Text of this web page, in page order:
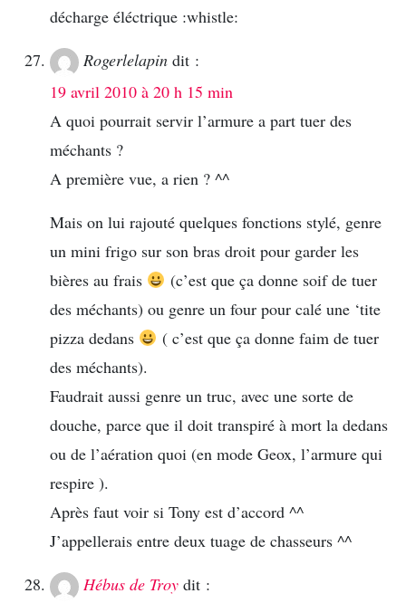
décharge éléctrique :whistle:
Rogerlelapin dit :
19 avril 2010 à 20 h 15 min
A quoi pourrait servir l’armure a part tuer des
méchants ?
A première vue, a rien ? ^^
Mais on lui rajouté quelques fonctions stylé, genre
un mini frigo sur son bras droit pour garder les
bières au frais
(c’est que ça donne soif de tuer
des méchants) ou genre un four pour calé une ‘tite
pizza dedans
( c’est que ça donne faim de tuer
des méchants).
Faudrait aussi genre un truc, avec une sorte de
douche, parce que il doit transpiré à mort la dedans
ou de l’aération quoi (en mode Geox, l’armure qui
respire ).
Après faut voir si Tony est d’accord ^^
J’appellerais entre deux tuage de chasseurs ^^
Hébus de Troy dit :